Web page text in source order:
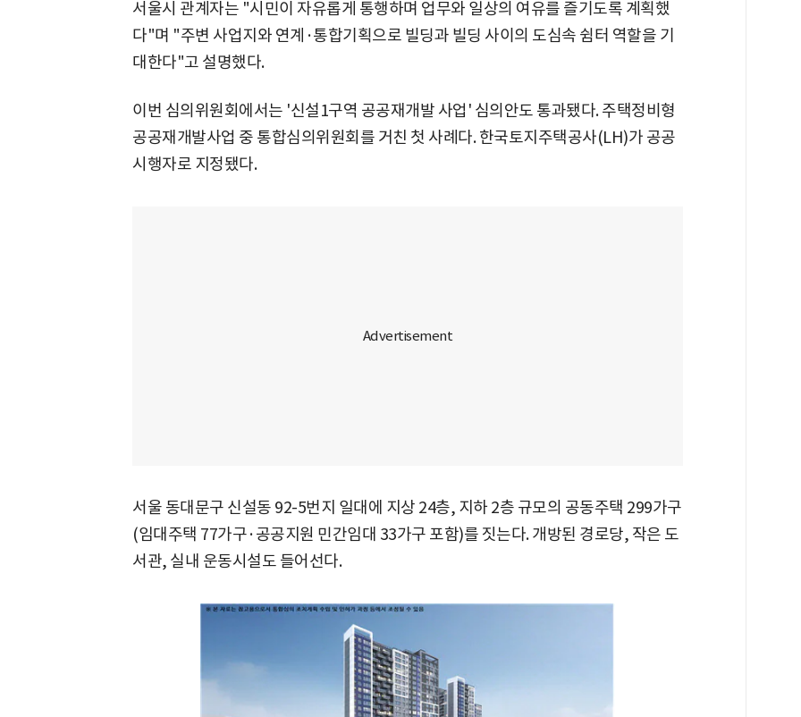
서울시 관계자는 "시민이 자유롭게 통행하며 업무와 일상의 여유를 즐기도록 계획했
다"며 "주변 사업지와 연계·통합기획으로 빌딩과 빌딩 사이의 도심속 쉼터 역할을 기
대한다"고 설명했다.
이번 심의위원회에서는 '신설1구역 공공재개발 사업' 심의안도 통과됐다. 주택정비형
공공재개발사업 중 통합심의위원회를 거친 첫 사례다. 한국토지주택공사(LH)가 공공
시행자로 지정됐다.
서울 동대문구 신설동 92-5번지 일대에 지상 24층, 지하 2층 규모의 공동주택 299가구
(임대주택 77가구·공공지원 민간임대 33가구 포함)를 짓는다. 개방된 경로당, 작은 도
서관, 실내 운동시설도 들어선다.